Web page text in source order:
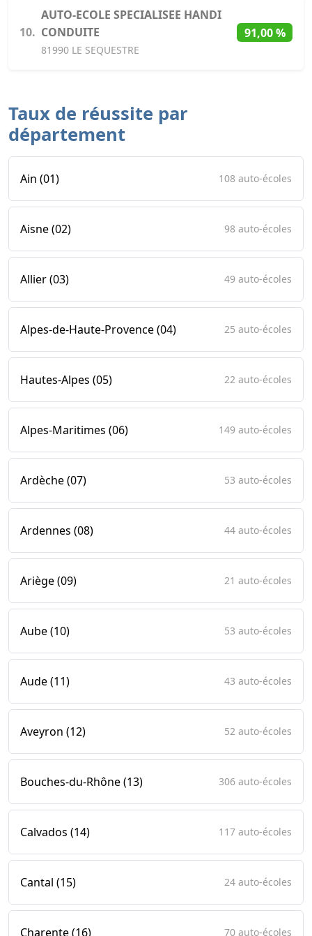
10.
AUTO-ECOLE SPECIALISEE HANDI
CONDUITE
81990 LE SEQUESTRE
91,00 %
Taux de réussite par
département
Ain (01) 108 auto-écoles
Aisne (02) 98 auto-écoles
Allier (03) 49 auto-écoles
Alpes-de-Haute-Provence (04) 25 auto-écoles
Hautes-Alpes (05) 22 auto-écoles
Alpes-Maritimes (06) 149 auto-écoles
Ardèche (07) 53 auto-écoles
Ardennes (08) 44 auto-écoles
Ariège (09) 21 auto-écoles
Aube (10) 53 auto-écoles
Aude (11) 43 auto-écoles
Aveyron (12) 52 auto-écoles
Bouches-du-Rhône (13) 306 auto-écoles
Calvados (14) 117 auto-écoles
Cantal (15) 24 auto-écoles
Charente (16) 70 auto-écoles